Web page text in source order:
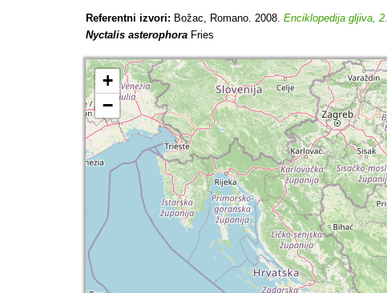
Referentni izvori: Božac, Romano. 2008. Enciklopedija gljiva,
Nyctalis asterophora Fries
+
−